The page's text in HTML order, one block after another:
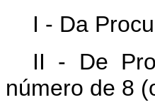
I - Da
II - De
número de 8